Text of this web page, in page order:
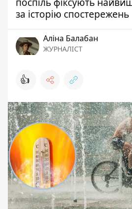
за історію спостережень
Аліна Балабан
ЖУРНАЛІСТ
👍